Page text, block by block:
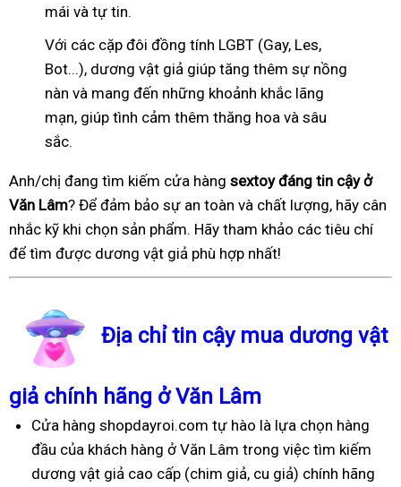
mái và tự tin.
Với các cặp đôi đồng tính LGBT (Gay, Les,
Bot...), dương vật giả giúp tăng thêm sự nồng
nàn và mang đến những khoảnh khắc lãng
mạn, giúp tình cảm thêm thăng hoa và sâu
sắc.
Anh/chị đang tìm kiếm cửa hàng sextoy đáng tin cậy ở
Văn Lâm? Để đảm bảo sự an toàn và chất lượng, hãy cân
nhắc kỹ khi chọn sản phẩm. Hãy tham khảo các tiêu chí
để tìm được dương vật giả phù hợp nhất!
Địa chỉ tin cậy mua dương vật
giả chính hãng ở Văn Lâm
Cửa hàng shopdayroi.com tự hào là lựa chọn hàng
đầu của khách hàng ở Văn Lâm trong việc tìm kiếm
dương vật giả cao cấp (chim giả, cu giả) chính hãng